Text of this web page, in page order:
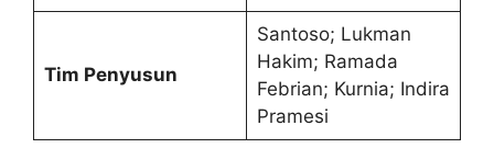
Tim Penyusun
Santoso; Lukman
Hakim; Ramada
Febrian; Kurnia; Indira
Pramesi